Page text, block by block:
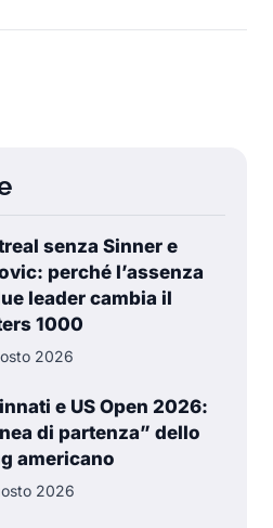
senza Sinner e
perché l’assenza
leader cambia il
1000
2026
e US Open 2026:
di partenza” dello
americano
2026